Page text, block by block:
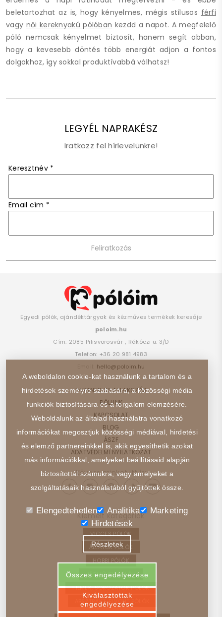
beletartozhat az is, hogy kényelmes, mégis stílusos férfi
vagy női kereknyakú pólóban kezdd a napot. A megfelelő
póló nemcsak kényelmet biztosít, hanem segít abban,
hogy a kevesebb döntés több energiát adjon a fontos
dolgokhoz, így sokkal produktívabbá válhatsz!
LEGYÉL NAPRAKÉSZ
Iratkozz fel hírlevelünkre!
Keresztnév *
Email cím *
Egyedi pólók, ajándéktárgyak és kézműves termékek keresője
poloim.hu
Cím: 2085 Pilisvörösvár , Rákóczi u. 3/D
Telefon: +36 20 981 4983
hello@poloim.hu
PARTNER CSATLAKOZÁS
RÓLUNK
KAPCSOLAT
BLOG
ÁSZF
ADATVÉDELMI NYILATKOZAT
Kövess minket itt is:
Kiemelt kategóriák
VICCES PÓLÓK
ÁLLATOK PÓLÓK
HOBBI PÓLÓK
JÁRMŰVEK PÓLÓK
FILMEK, SOROZATOK PÓLÓK
ABSZTRAKT, ELVONT PÓLÓK
A weboldalon cookie-kat használunk a tartalom és a
hirdetések személyre szabására, a közösségi média
funkciók biztosítására és a forgalom elemzésére.
Weboldalunk az általad használatra vonatkozó
információkat megosztjuk közösségi médiával, hirdetési
és elemző partnereinkkel is, akik egyesíthetik azokat
más információkkal, amelyeket beállításaid alapján
biztosítottál számukra, vagy amelyeket a
szolgáltatásaik használatából gyűjtöttek össze.
Elengedtehetlen Analitika
Marketing
Hirdetések
Részletek
Összes engedélyezése
Kiválasztottak
engedélyezése